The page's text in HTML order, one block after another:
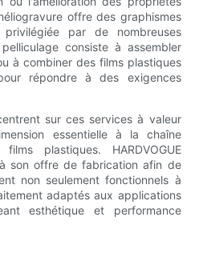
offre des graphismes
par de nombreuses
consiste à assembler
à combiner des films plastiques
répondre à des exigences
sur ces services à valeur
essentielle à la chaîne
plastiques. HARDVOGUE
son offre de fabrication afin de
non seulement fonctionnels à
adaptés aux applications
esthétique et performance